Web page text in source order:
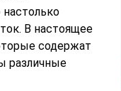
В настоящее
содержат
различные